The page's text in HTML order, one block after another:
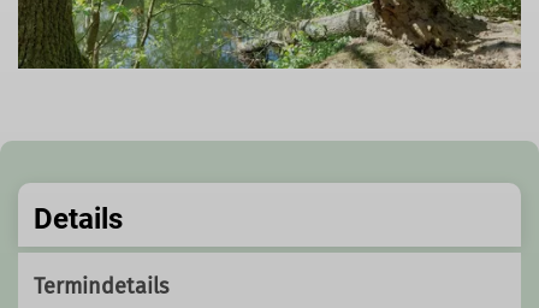
Details
Termindetails